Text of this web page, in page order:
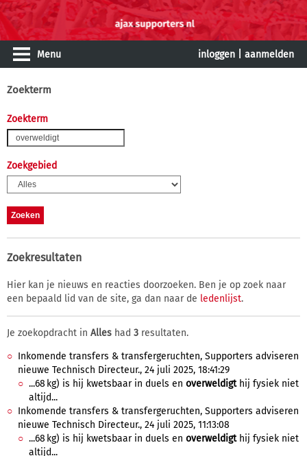
Menu inloggen aanmelden
Zoekterm
Zoekterm
Zoekgebied
Zoekresultaten
Hier kan je nieuws en reacties doorzoeken. Ben je op zoek naar
een bepaald lid van de site, ga dan naar de ledenlijst.
Je zoekopdracht in Alles had 3 resultaten.
Inkomende transfers & transfergeruchten, Supporters adviseren
nieuwe Technisch Directeur., 24 juli 2025, 18:41:29
...68 kg) is hij kwetsbaar in duels en overweldigthij fysiek niet
altijd...
Inkomende transfers & transfergeruchten, Supporters adviseren
nieuwe Technisch Directeur., 24 juli 2025, 11:13:08
...68 kg) is hij kwetsbaar in duels en overweldigthij fysiek niet
altijd...